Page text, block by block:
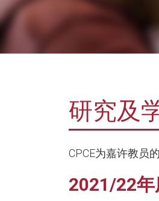
研究及
CPCE为嘉许教员
2021/22年